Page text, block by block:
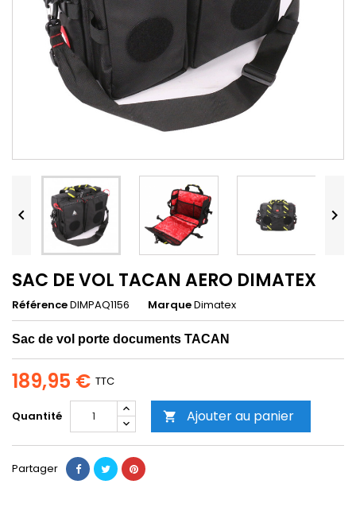
 
SAC DE VOL TACAN AERO DIMATEX
RéférenceDIMPAQ1156 MarqueDimatex
Sac de vol porte documents TACAN
189,95 € TTC
Quantité  Ajouter au panier
Partager